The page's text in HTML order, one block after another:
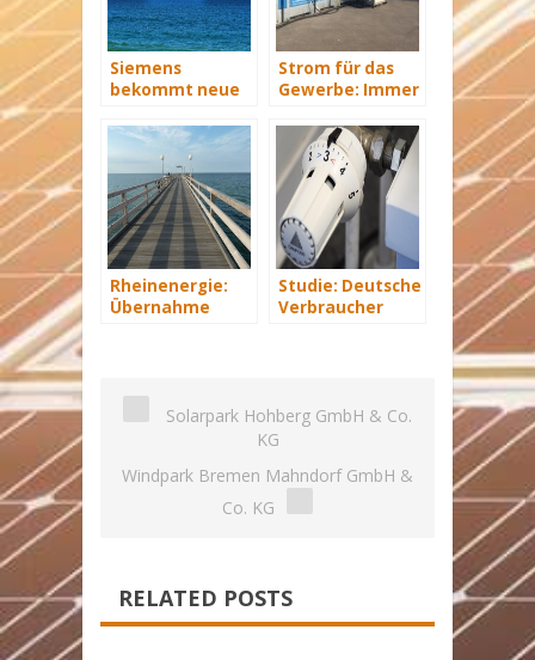
Siemens
bekommt neue
Schiffe
Strom für das
Gewerbe: Immer
versorgt
Rheinenergie:
Übernahme
Studie: Deutsche
Verbraucher
Solarpark Hohberg GmbH & Co.
KG
Windpark Bremen Mahndorf GmbH &
Co. KG
RELATED POSTS